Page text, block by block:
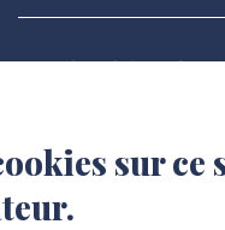
Université de
sur